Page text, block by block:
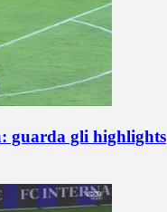
guarda gli highlights